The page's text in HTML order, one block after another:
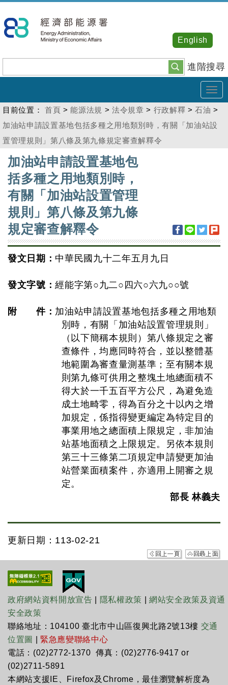
到
主
內
容
進階搜尋
English
目前位置： 首頁 >能源法規 >法令規章 > 行政解釋 >石油 >
加油站申請設置基地包括多種之用地類別時，有關「加油站設
置管理規則」第八條及第九條規定審查解釋令
:::
加油站申請設置基地包
括多種之用地類別時，
有關「加油站設置管理
規則」第八條及第九條
規定審查解釋令
發文日期： 中華民國九十二年五月九日
發文字號：經能字第○九二○四六○六九○○號
附 件： 加油站申請設置基地包括多種之用地類
別時，有關「加油站設置管理規則」
（以下簡稱本規則）第八條規定之審
查條件，均應同時符合，並以整體基
地範圍為審查量測基準；至有關本規
則第九條可供用之整塊土地總面積不
得大於一千五百平方公尺，為避免造
成土地畸零，得為百分之十以內之增
加規定，係指得變更編定為特定目的
事業用地之總面積上限規定，非加油
站基地面積之上限規定。另依本規則
第三十三條第二項規定申請變更加油
站營業面積案件，亦適用上開審之規
定。
部長 林義夫
更新日期：113-02-21
政府網站資料開放宣告 隱私權政策 |網站安全政策及資通
安全政策
聯絡地址：104100 臺北市中山區復興北路2號13樓 交通
位置圖
緊急應變聯絡中心
電話：(02)2772-1370 傳真：(02)2776-9417 or
(02)2711-5891
本網站支援IE、Firefox及Chrome，最佳瀏覽解析度為